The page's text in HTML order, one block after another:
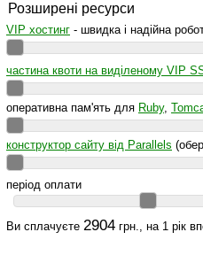
Розширені ресурси
VIP хостинг - швидка і надійна
частина квоти на виділеному VIP
оперативна пам'ять для Ruby,
конструктор сайту від Parallels
період оплати
Ви сплачуєте 2904 грн., на 1 рік